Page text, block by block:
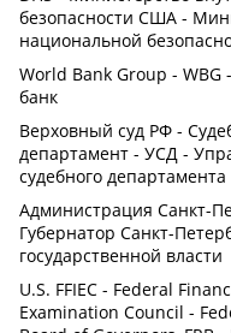
безопасности США -
национальной
World Bank Group -
банк
Верховный суд РФ -
департамент - УСД -
судебного департамента
Администрация Санкт-
Губернатор Санкт-
государственной власти
U.S. FFIEC - Federal
Examination Council -